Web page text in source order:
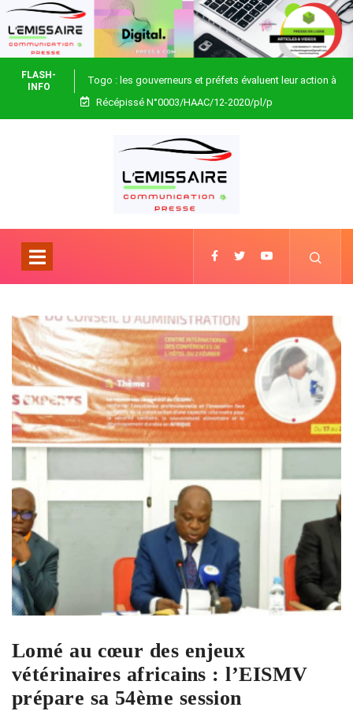
FLASH-
INFO
Togo : les gouverneurs et préfets évaluent leur action à
Blitta
Récépissé N°0003/HAAC/12-2020/pl/p
Lomé au cœur des enjeux
vétérinaires africains : l’EISMV
prépare sa 54ème session